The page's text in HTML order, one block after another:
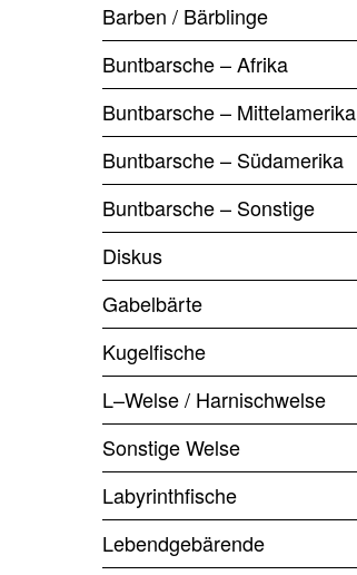
Barben / Bärblinge
Buntbarsche – Afrika
Buntbarsche – Mittelamerika
Buntbarsche – Südamerika
Buntbarsche – Sonstige
Diskus
Gabelbärte
Kugelfische
L–Welse / Harnischwelse
Sonstige Welse
Labyrinthfische
Lebendgebärende